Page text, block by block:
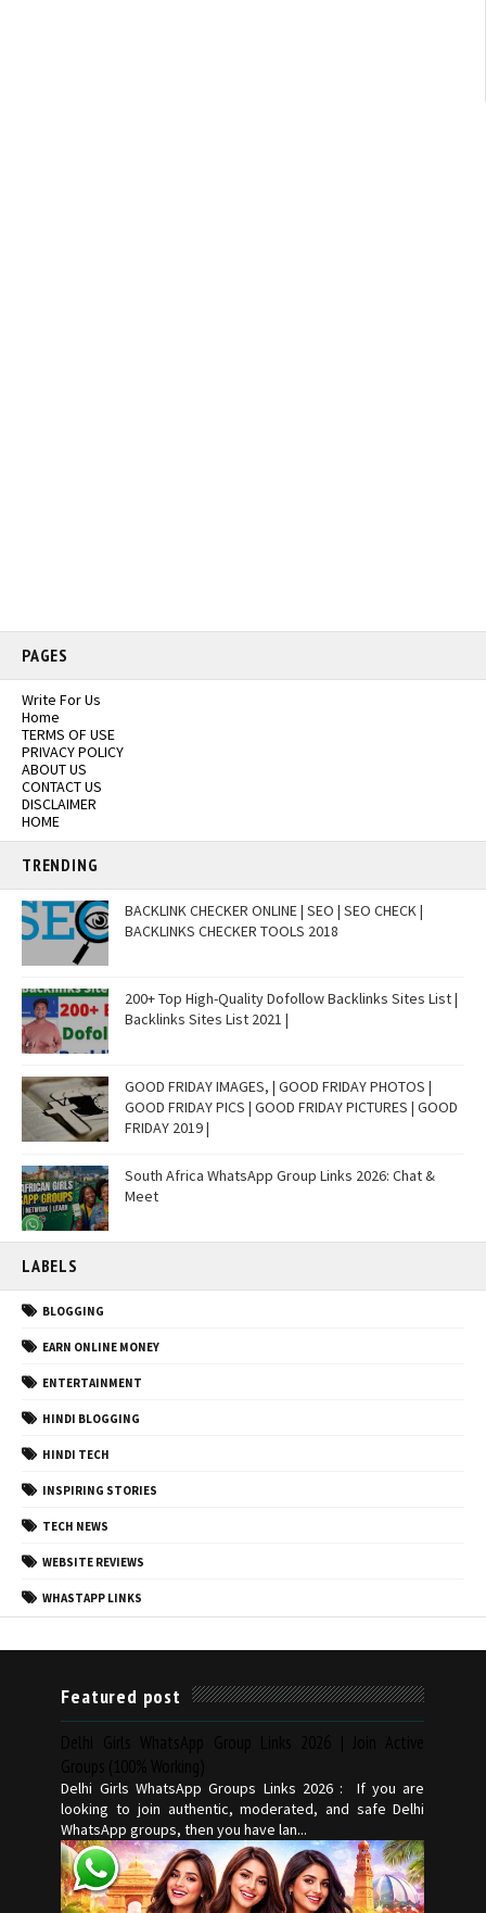
PAGES
Write For Us
Home
TERMS OF USE
PRIVACY POLICY
ABOUT US
CONTACT US
DISCLAIMER
HOME
TRENDING
BACKLINK CHECKER ONLINE | SEO | SEO CHECK |
BACKLINKS CHECKER TOOLS 2018
200+ Top High-Quality Dofollow Backlinks Sites List |
Backlinks Sites List 2021 |
GOOD FRIDAY IMAGES, | GOOD FRIDAY PHOTOS |
GOOD FRIDAY PICS | GOOD FRIDAY PICTURES | GOOD
FRIDAY 2019 |
South Africa WhatsApp Group Links 2026: Chat &
Meet
LABELS
BLOGGING
EARN ONLINE MONEY
ENTERTAINMENT
HINDI BLOGGING
HINDI TECH
INSPIRING STORIES
TECH NEWS
WEBSITE REVIEWS
WHASTAPP LINKS
Featured post
Delhi Girls WhatsApp Groups Links 2026 : If you are
looking to join authentic, moderated, and safe Delhi
WhatsApp groups, then you have lan...